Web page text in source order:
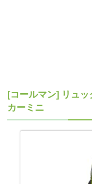
[コールマン] リュ
カーミニ